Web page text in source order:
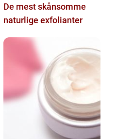
De mest skånsomme
naturlige exfolianter